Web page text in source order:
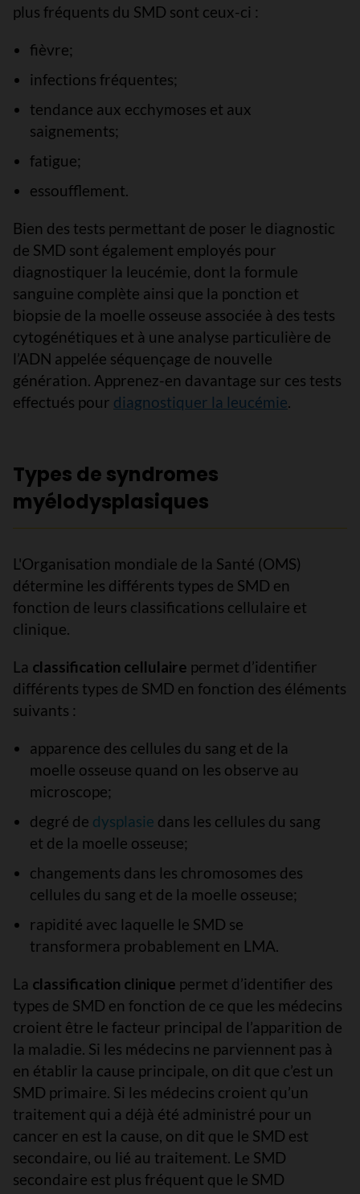
plus fréquents du SMD sont ceux-ci :
fièvre;
infections fréquentes;
tendance aux ecchymoses et aux
saignements;
fatigue;
essoufflement.
Bien des tests permettant de poser le diagnostic
de SMD sont également employés pour
diagnostiquer la leucémie, dont la formule
sanguine complète ainsi que la ponction et
biopsie de la moelle osseuse associée à des tests
cytogénétiques et à une analyse particulière de
l’ADN appelée séquençage de nouvelle
génération. Apprenez-en davantage sur ces tests
effectués pour diagnostiquer la leucémie.
Types de syndromes
myélodysplasiques
L'Organisation mondiale de la Santé (OMS)
détermine les différents types de SMD en
fonction de leurs classifications cellulaire et
clinique.
La classification cellulaire permet d’identifier
différents types de SMD en fonction des éléments
suivants :
apparence des cellules du sang et de la
moelle osseuse quand on les observe au
microscope;
degré de dysplasie dans les cellules du sang
et de la moelle osseuse;
changements dans les chromosomes des
cellules du sang et de la moelle osseuse;
rapidité avec laquelle le SMD se
transformera probablement en LMA.
La classification clinique permet d’identifier des
types de SMD en fonction de ce que les médecins
croient être le facteur principal de l’apparition de
la maladie. Si les médecins ne parviennent pas à
en établir la cause principale, on dit que c’est un
SMD primaire. Si les médecins croient qu’un
traitement qui a déjà été administré pour un
cancer en est la cause, on dit que le SMD est
secondaire, ou lié au traitement. Le SMD
secondaire est plus fréquent que le SMD